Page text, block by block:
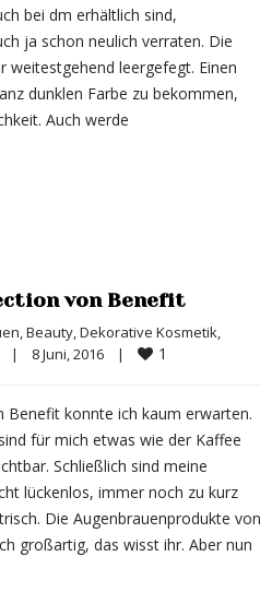
bei dm erhältlich sind,
ja schon neulich verraten. Die
weitestgehend leergefegt. Einen
dunklen Farbe zu bekommen,
Auch werde
von Benefit
, Beauty, Dekorative Kosmetik
| 8 Juni, 2016 | 1
Benefit konnte ich kaum erwarten.
für mich etwas wie der Kaffee
Schließlich sind meine
lückenlos, immer noch zu kurz
Die Augenbrauenprodukte von
großartig, das wisst ihr. Aber nun